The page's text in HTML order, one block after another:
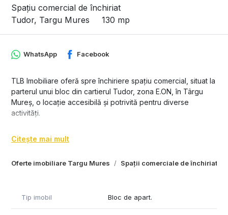
Spațiu comercial de închiriat
Tudor, Targu Mures
130 mp
Oferte imobiliare Targu Mures Spații comerciale de închiriat
WhatsApp Facebook
TLB Imobiliare oferă spre închiriere spațiu comercial, situat la
parterul unui bloc din cartierul Tudor, zona E.ON, în Târgu
Mureș, o locație accesibilă și potrivită pentru diverse
activități.
ce permite reorganizarea spațiului după preferințe.
Suprafață 130 mp
Preț: 1500 €/lună
Citește mai mult
Tip imobil Bloc de apart.